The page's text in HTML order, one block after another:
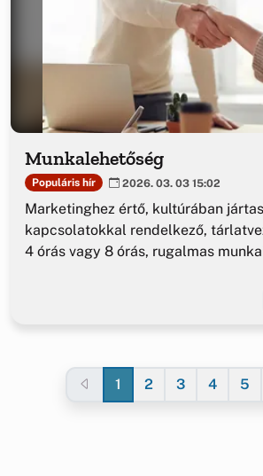
Munkalehetőség
Populáris hír 2026. 03. 03 15:02
Marketinghez értő, kultúrában
kapcsolatokkal rendelkező,
4 órás vagy 8 órás, rugalmas
1 2 3 4 5